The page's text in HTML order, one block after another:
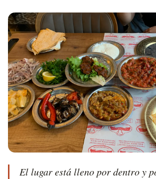
El lugar está lleno por dentro y